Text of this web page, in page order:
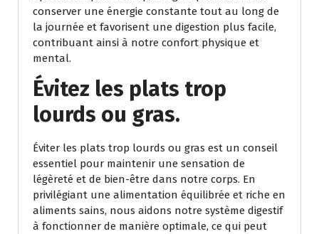
conserver une énergie constante tout au long de
la journée et favorisent une digestion plus facile,
contribuant ainsi à notre confort physique et
mental.
Évitez les plats trop
lourds ou gras.
Éviter les plats trop lourds ou gras est un conseil
essentiel pour maintenir une sensation de
légèreté et de bien-être dans notre corps. En
privilégiant une alimentation équilibrée et riche en
aliments sains, nous aidons notre système digestif
à fonctionner de manière optimale, ce qui peut